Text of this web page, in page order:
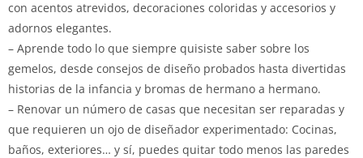
con acentos atrevidos, decoraciones coloridas y accesorios y
adornos elegantes.
– Aprende todo lo que siempre quisiste saber sobre los
gemelos, desde consejos de diseño probados hasta divertidas
historias de la infancia y bromas de hermano a hermano.
– Renovar un número de casas que necesitan ser reparadas y
que requieren un ojo de diseñador experimentado: Cocinas,
baños, exteriores… y sí, puedes quitar todo menos las paredes